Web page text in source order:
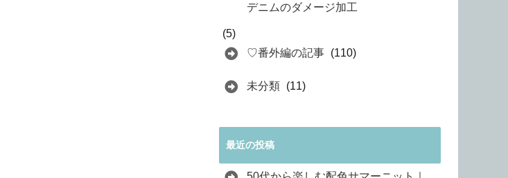
デニムのダメージ加工
(5)
♡番外編の記事 (110)
未分類 (11)
最近の投稿